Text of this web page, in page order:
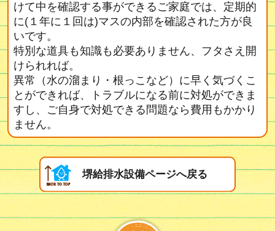
けて中を確認する事ができるご家庭では、定期的
に(１年に１回は)マスの内部を確認された方が良
いです。
特別な道具も知識も必要ありません、フタさえ開
けられれば。
異常（水の溜まり・根っこなど）に早く気づくこ
とができれば、トラブルになる前に対処ができま
すし、ご自身で対処できる問題なら費用もかかり
ません。
堺給排水設備ページへ戻る